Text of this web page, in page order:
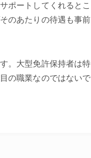
ポートしてくれるとこ
のあたりの待遇も事前
。大型免許保持者は特
の職業なのではないで